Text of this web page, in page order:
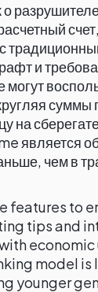
и
на
является
чем в
features to
tips and
model is
younger